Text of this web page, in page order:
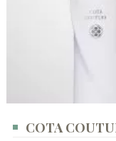
COTA